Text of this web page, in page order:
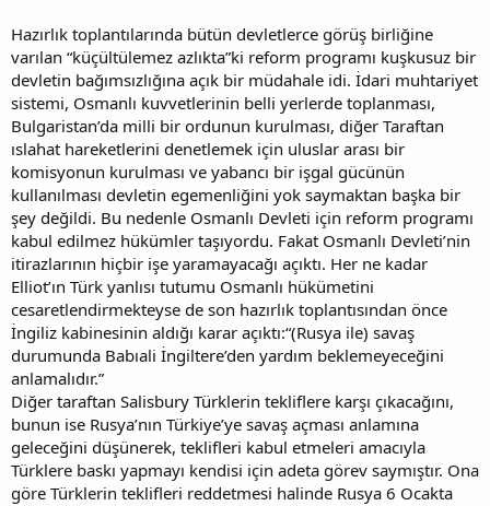
Hazırlık toplantılarında bütün devletlerce görüş birliğine
varılan “küçültülemez azlıkta”ki reform programı kuşkusuz bir
devletin bağımsızlığına açık bir müdahale idi. İdari muhtariyet
sistemi, Osmanlı kuvvetlerinin belli yerlerde toplanması,
Bulgaristan’da milli bir ordunun kurulması, diğer Taraftan
ıslahat hareketlerini denetlemek için uluslar arası bir
komisyonun kurulması ve yabancı bir işgal gücünün
kullanılması devletin egemenliğini yok saymaktan başka bir
şey değildi. Bu nedenle Osmanlı Devleti için reform programı
kabul edilmez hükümler taşıyordu. Fakat Osmanlı Devleti’nin
itirazlarının hiçbir işe yaramayacağı açıktı. Her ne kadar
Elliot’ın Türk yanlısı tutumu Osmanlı hükümetini
cesaretlendirmekteyse de son hazırlık toplantısından önce
İngiliz kabinesinin aldığı karar açıktı:“(Rusya ile) savaş
durumunda Babıali İngiltere’den yardım beklemeyeceğini
anlamalıdır.”
Diğer taraftan Salisbury Türklerin tekliflere karşı çıkacağını,
bunun ise Rusya’nın Türkiye’ye savaş açması anlamına
geleceğini düşünerek, teklifleri kabul etmeleri amacıyla
Türklere baskı yapmayı kendisi için adeta görev saymıştır. Ona
göre Türklerin teklifleri reddetmesi halinde Rusya 6 Ocakta